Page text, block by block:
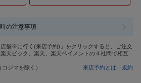
の注意事項
舗※に行く(来店予約)」をクリックすると、ご注文
天ビック、楽天、楽天ペイメントの４社間で相互
ジマを除く）
来店予約とは ｜ 規約